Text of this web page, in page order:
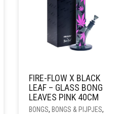
FIRE-FLOW X BLACK
LEAF – GLASS BONG
LEAVES PINK 40CM
BONGS, BONGS & PIJPJES,